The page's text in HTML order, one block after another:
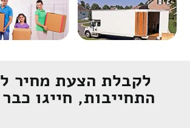
לקבלת הצעת מחיר
התחייבות, חייגו